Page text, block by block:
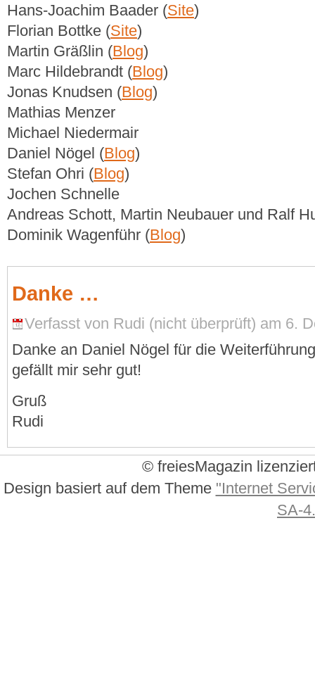
Hans-Joachim Baader (Site)
Florian Bottke (Site)
Martin Gräßlin (Blog)
Marc Hildebrandt (Blog)
Jonas Knudsen (Blog)
Mathias Menzer
Michael Niedermair
Daniel Nögel (Blog)
Stefan Ohri (Blog)
Jochen Schnelle
Andreas Schott, Martin Neubauer und Ralf
Dominik Wagenführ (Blog)
Danke …
Verfasst von Rudi (nicht überprüft) am 6.
Danke an Daniel Nögel für die
gefällt mir sehr gut!
Gruß
Rudi
© freiesMagazin
Design basiert auf dem Theme "Internet
SA-